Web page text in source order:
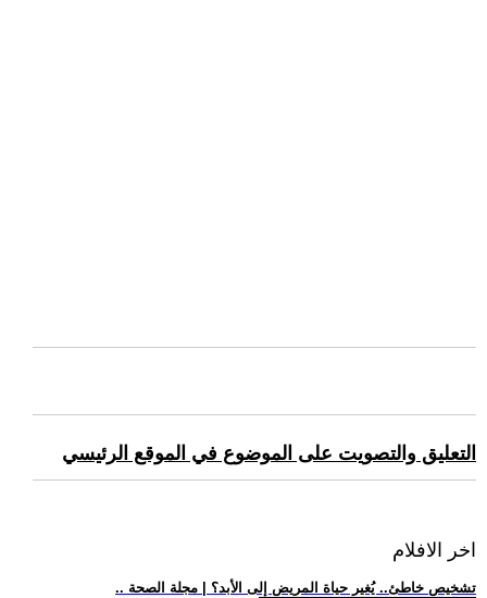
التعليق والتصويت على الموضوع في الموقع الرئيسي
اخر الافلام
.. تشخيص خاطئ.. يُغير حياة المريض إلى الأبد؟ | مجلة الصحة